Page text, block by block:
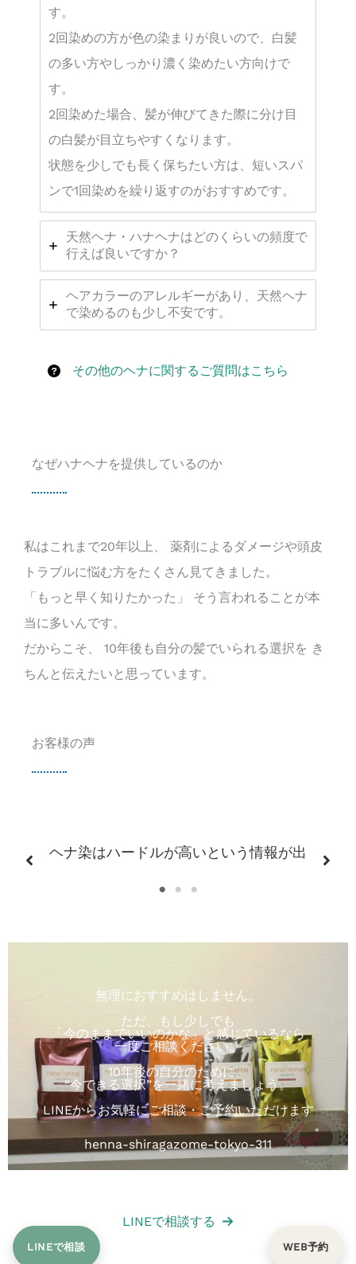
す。
2回染めの方が色の染まりが良いので、白髪
の多い方やしっかり濃く染めたい方向けで
す。
2回染めた場合、髪が伸びてきた際に分け目
の白髪が目立ちやすくなります。
状態を少しでも長く保ちたい方は、短いスパ
ンで1回染めを繰り返すのがおすすめです。
天然ヘナ・ハナヘナはどのくらいの頻度で
行えば良いですか？
ヘアカラーのアレルギーがあり、天然ヘナ
で染めるのも少し不安です。
その他のヘナに関するご質問はこちら
なぜハナヘナを提供しているのか
私はこれまで20年以上、 薬剤によるダメージや頭皮
トラブルに悩む方をたくさん見てきました。
「もっと早く知りたかった」 そう言われることが本
当に多いんです。
だからこそ、 10年後も自分の髪でいられる選択を き
ちんと伝えたいと思っています。
お客様の声
ヘナ染はハードルが高いという情報が出
は偏見だとわかると思います。
ふつうのヘアカラーと違い、人体に有害
することができます。
長期的にお願いしたいと思っています。
H様
無理におすすめはしません。
ただ、もし少しでも
「今のままでいいのかな」と感じているなら
一度ご相談ください。
10年後の自分のために、
“今できる選択”を一緒に考えましょう。
LINEからお気軽にご相談・ご予約いただけます
henna-shiragazome-tokyo-311
LINEで相談する
LINEで相談 WEB予約